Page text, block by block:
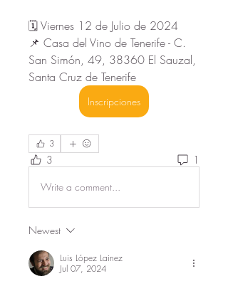
🗓️ Viernes 12 de Julio de 2024
📌 Casa del Vino de Tenerife - C.
San Simón, 49, 38360 El Sauzal,
Santa Cruz de Tenerife
Inscripciones
3
3 1
Write a comment...
Newest
Luis López Lainez
Jul 07, 2024